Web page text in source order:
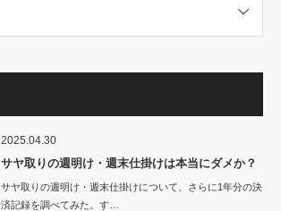
2025.04.30
サヤ取りの週明け・週末仕掛けは本当にダメか？
サヤ取りの週明け・週末仕掛けについて、さらに1年分の決
済記録を調べてみた。す…